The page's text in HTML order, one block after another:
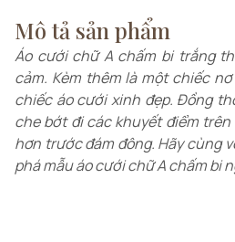
Mô tả sản phẩm
Áo cưới chữ A chấm bi trắng
cảm. Kèm thêm là một chiếc
chiếc áo cưới xinh đẹp. Đồng
che bớt đi các khuyết điểm
hơn trước đám đông. Hãy cùng
phá mẫu áo cưới chữ A chấm bi